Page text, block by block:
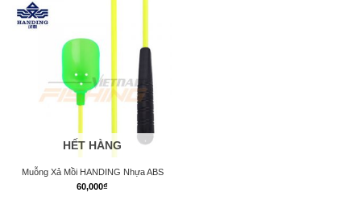
HẾT HÀNG
Muỗng Xả Mồi HANDING Nhựa ABS
60,000₫